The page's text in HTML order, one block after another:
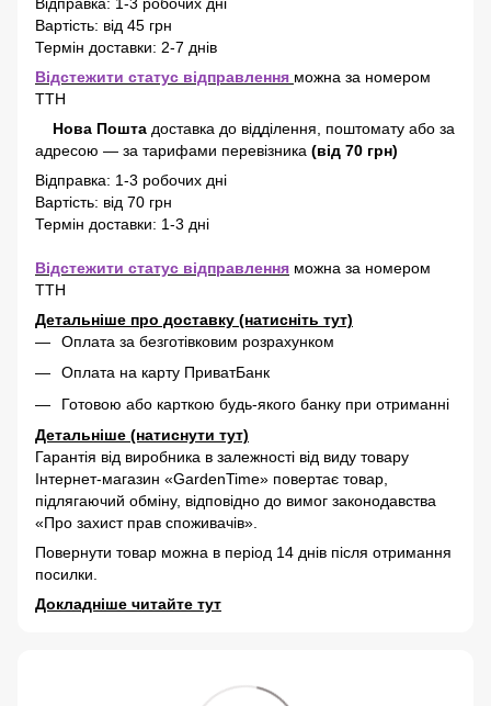
Вартість: від 45 грн
Термін доставки: 2-7 днів
Відстежити статус відправлення можна за номером
ТТН
Нова Пошта доставка до відділення, поштомату або за
адресою — за тарифами перевізника (від 70 грн)
Відправка: 1-3 робочих дні
Вартість: від 70 грн
Термін доставки: 1-3 дні
Відстежити статус відправлення можна за номером
ТТН
Детальніше про доставку (натисніть тут)
Оплата за безготівковим розрахунком
Оплата на карту ПриватБанк
Готовою або карткою будь-якого банку при отриманні
Детальніше (натиснути тут)
Гарантія від виробника в залежності від виду товару
Інтернет-магазин «GardenTime» повертає товар,
підлягаючий обміну, відповідно до вимог законодавства
«Про захист прав споживачів».
Повернути товар можна в період 14 днів після отримання
посилки.
Докладніше читайте тут